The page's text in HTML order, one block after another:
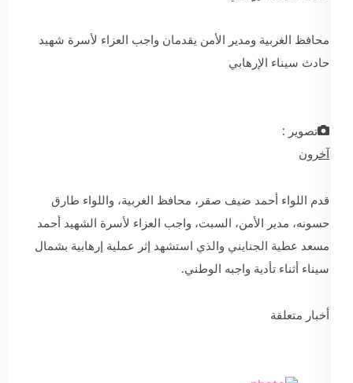
محافظ الغربية ومدير الأمن يقدمان واجب العزاء لأسرة شهيد
حادث سيناء الإرهابي
تصوير :
آخرون
قدم اللواء أحمد ضيف صقر، محافظ الغربية، واللواء طارق
حسونه، مدير الأمن، السبت، واجب العزاء لأسرة الشهيد أحمد
مسعد عطية الجنايني والذي استشهد إثر عملية إرهابية بشمال
سيناء أثناء تأدية واجبه الوطني.
أخبار متعلقة